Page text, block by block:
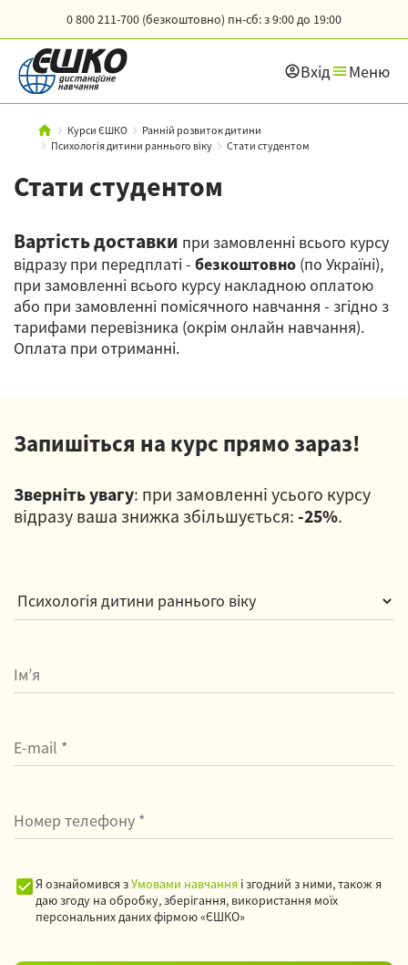
0 800 211-700 (безкоштовно) пн-сб: з 9:00 до 19:00
Вхід Меню
Курси ЄШКО
Ранній розвиток дитини
Психологія дитини раннього віку
Стати студентом
Стати студентом
Вартість доставки при замовленні всього курсу
відразу при передплаті - безкоштовно (по Україні),
при замовленні всього курсу накладною оплатою
або при замовленні помісячного навчання - згідно з
тарифами перевізника (окрім онлайн навчання).
Оплата при отриманні.
Запишіться на курс прямо зараз!
Зверніть увагу: при замовленні усього курсу
відразу ваша знижка збільшується: -25%.
Я ознайомився зУмовами навчання і згодний з ними, також я
даю згоду на обробку, зберігання, використання моїх
персональних даних фірмою «ЄШКО»